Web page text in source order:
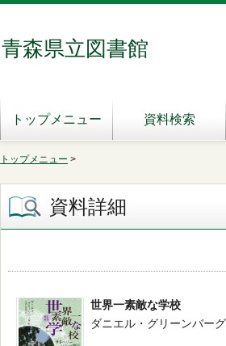
青森県立図書館
トップメニュー 資料検索
トップメニュー >
資料詳細
世界一素敵な学校
ダニエル・グリーンバー